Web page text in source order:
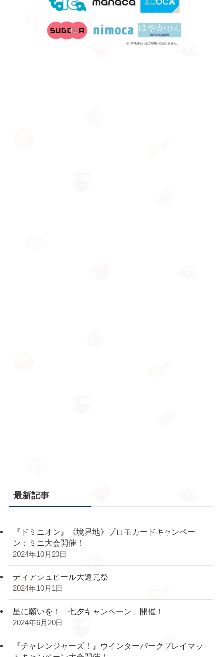
最新記事
『ドミニオン』《境界地》プロモカードキャンペー
ン：ミニ大会開催！
2024年10月20日
ディアシュピール大還元祭
2024年10月1日
星に願いを！「七夕キャンペーン」開催！
2024年6月20日
『チャレンジャーズ！』ウインターパークプレイマッ